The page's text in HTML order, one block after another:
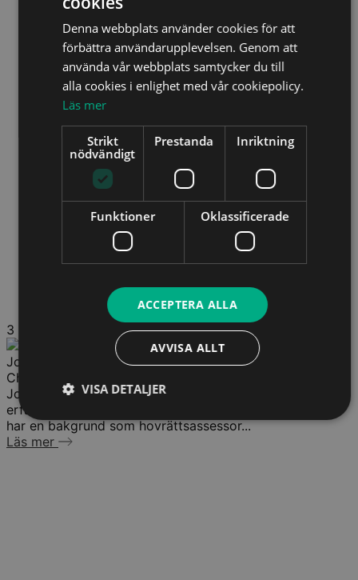
3
Johan Blomqvist
Chefsjurist
Johan Blomqvist är verksam som chefsjurist med bred
erfarenhet av bolagsjuridik och komplexa tvister. Han
har en bakgrund som hovrättsassessor...
Läs mer
Denna webbplats använder cookies för att
förbättra användarupplevelsen. Genom att
använda vår webbplats samtycker du till
alla cookies i enlighet med vår cookiepolicy.
Läs mer
Strikt
nödvändigt
Prestanda Inriktning
Funktioner Oklassificerade
ACCEPTERA ALLA
AVVISA ALLT
VISA DETALJER